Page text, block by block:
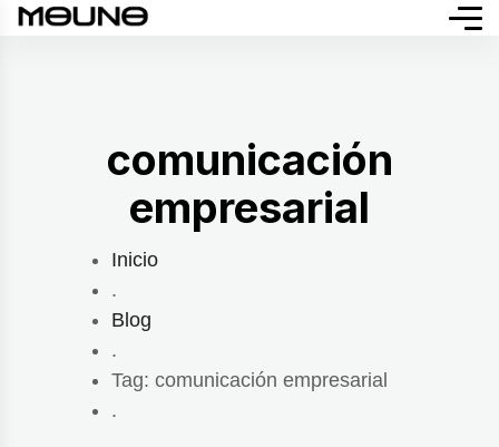
comunicación
empresarial
Inicio
.
Blog
.
Tag: comunicación empresarial
.